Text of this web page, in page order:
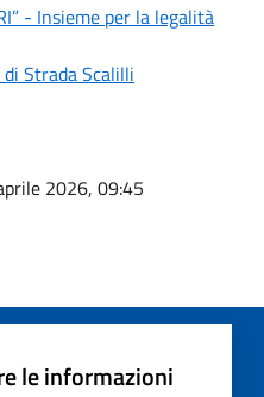
- Insieme per la legalità
Strada Scalilli
2026, 09:45
le informazioni